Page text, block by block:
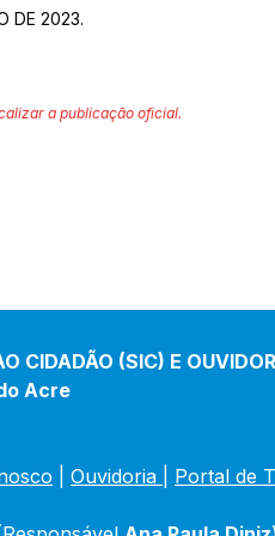
DE 2023.
a publicação oficial.
CIDADÃO (SIC) E
Acre
Ouvidoria Portal de